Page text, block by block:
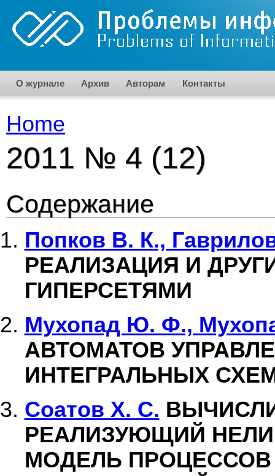
О журнале Архив Авторам Контакты
You are here
Home
2011 № 4 (12)
Содержание
Попков В. К.,
РЕАЛИЗАЦИЯ И
ГИПЕРСЕТЯМИ
Мухопад Ю. Ф.,
АВТОМАТОВ
ИНТЕГРАЛЬНЫХ
Соатов Х. С.
РЕАЛИЗУЮЩИЙ
МОДЕЛЬ